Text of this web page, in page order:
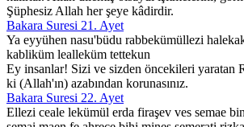
Şüphesiz Allah her şeye kâdirdir.
Bakara Suresi 21. Ayet
Ya eyyühen nasu'büdu rabbekümüllezi
kabliküm lealleküm tettekun
Ey insanlar! Sizi ve sizden öncekileri yaratan
ki (Allah'ın) azabından korunasınız.
Bakara Suresi 22. Ayet
Ellezi ceale lekümül erda firaşev ves semae